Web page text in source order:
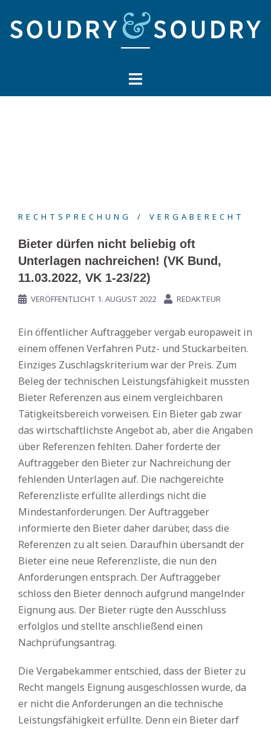
zum
Inhalt
RECHTSPRECHUNG VERGABERECHT
Bieter dürfen nicht beliebig oft
Unterlagen nachreichen! (VK Bund,
11.03.2022, VK 1-23/22)
VERÖFFENTLICHT 1. AUGUST 2022 REDAKTEUR
Ein öffentlicher Auftraggeber vergab europaweit in
einem offenen Verfahren Putz- und Stuckarbeiten.
Einziges Zuschlagskriterium war der Preis. Zum
Beleg der technischen Leistungsfähigkeit mussten
Bieter Referenzen aus einem vergleichbaren
Tätigkeitsbereich vorweisen. Ein Bieter gab zwar
das wirtschaftlichste Angebot ab, aber die Angaben
über Referenzen fehlten. Daher forderte der
Auftraggeber den Bieter zur Nachreichung der
fehlenden Unterlagen auf. Die nachgereichte
Referenzliste erfüllte allerdings nicht die
Mindestanforderungen. Der Auftraggeber
informierte den Bieter daher darüber, dass die
Referenzen zu alt seien. Daraufhin übersandt der
Bieter eine neue Referenzliste, die nun den
Anforderungen entsprach. Der Auftraggeber
schloss den Bieter dennoch aufgrund mangelnder
Eignung aus. Der Bieter rügte den Ausschluss
erfolglos und stellte anschließend einen
Nachprüfungsantrag.
Die Vergabekammer entschied, dass der Bieter zu
Recht mangels Eignung ausgeschlossen wurde, da
er nicht die Anforderungen an die technische
Leistungsfähigkeit erfüllte. Denn ein Bieter darf